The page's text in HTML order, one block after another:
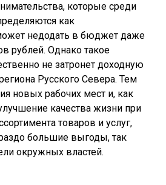
которые среди
как
недодать в бюджет даже
рублей. Однако такое
не затронет доходную
Русского Севера. Тем
новых рабочих мест и, как
качества жизни при
товаров и услуг,
большие выгоды, так
окружных властей.